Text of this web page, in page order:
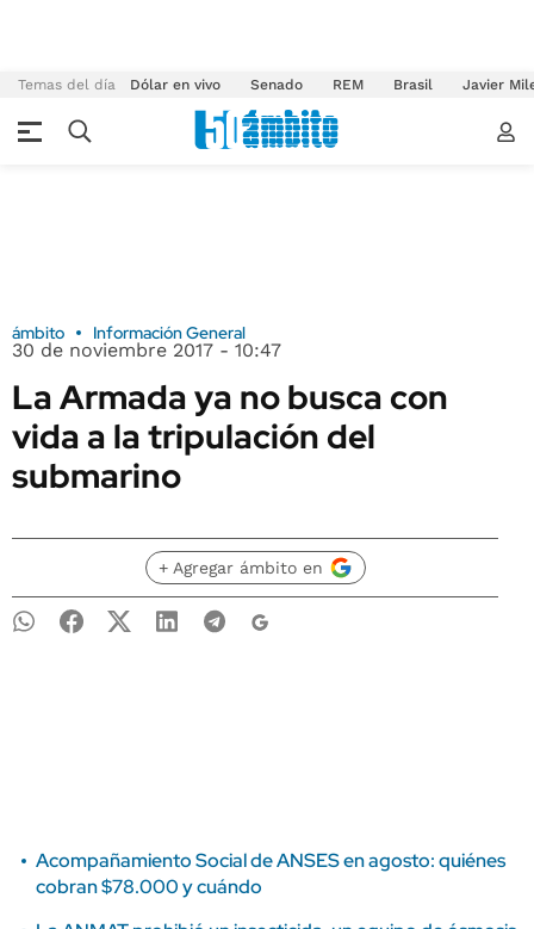
Temas del día Dólar en vivo Senado REM Brasil Javier
ámbito Información General
30 de noviembre 2017 - 10:47
La Armada ya no busca con
vida a la tripulación del
submarino
+ Agregar ámbito en
Acompañamiento Social de ANSES en agosto: quiénes
cobran $78.000 y cuándo